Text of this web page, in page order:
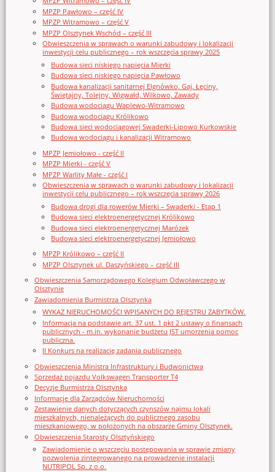
MPZP Pawłowo – część IV
MPZP Witramowo – część V
MPZP Olsztynek Wschód – część III
Obwieszczenia w sprawach o warunki zabudowy i lokalizacji
inwestycji celu publicznego – rok wszczęcia sprawy 2025
Budowa sieci niskiego napięcia Mierki
Budowa sieci niskiego napięcia Pawłowo
Budowa kanalizacji sanitarnej Elgnówko, Gaj, Łęciny,
Świętajny, Tolejny, Wigwałd, Wilkowo, Zawady
Budowa wodociągu Waplewo-Witramowo
Budowa wodociągu Królikowo
Budowa sieci wodociągowej Swaderki-Lipowo Kurkowskie
Budowa wodociągu i kanalizacji Witramowo
MPZP Jemiołowo - część II
MPZP Mierki - część V
MPZP Warlity Małe - część I
Obwieszczenia w sprawach o warunki zabudowy i lokalizacji
inwestycji celu publicznego – rok wszczęcia sprawy 2026
Budowa drogi dla rowerów Mierki – Swaderki - Etap 1
Budowa sieci elektroenergetycznej Królikowo
Budowa sieci elektroenergetycznej Marózek
Budowa sieci elektroenergetycznej Jemiołowo
MPZP Królikowo – część II
MPZP Olsztynek ul. Daszyńskiego – część III
Obwieszczenia Samorządowego Kolegium Odwoławczego w
Olsztynie
Zawiadomienia Burmistrza Olsztynka
WYKAZ NIERUCHOMOŚCI WPISANYCH DO REJESTRU ZABYTKÓW.
Informacja na podstawie art. 37 ust. 1 pkt 2 ustawy o finansach
publicznych - m.in. wykonanie budżetu JST umorzenia pomoc
publiczna.
II Konkurs na realizację zadania publicznego
Obwieszczenia Ministra Infrastruktury i Budwonictwa
Sprzedaż pojazdu Volkswagen Transporter T4
Decyzje Burmistrza Olsztynka
Informacje dla Zarządców Nieruchomości
Zestawienie danych dotyczących czynszów najmu lokali
mieszkalnych, nienależących do publicznego zasobu
mieszkaniowego, w położonych na obszarze Gminy Olsztynek.
Obwieszczenia Starosty Olsztyńskiego
Zawiadomienie o wszczęciu postępowania w sprawie zmiany
pozwolenia zintegrowanego na prowadzenie instalacji
NUTRIPOL Sp. z o.o.